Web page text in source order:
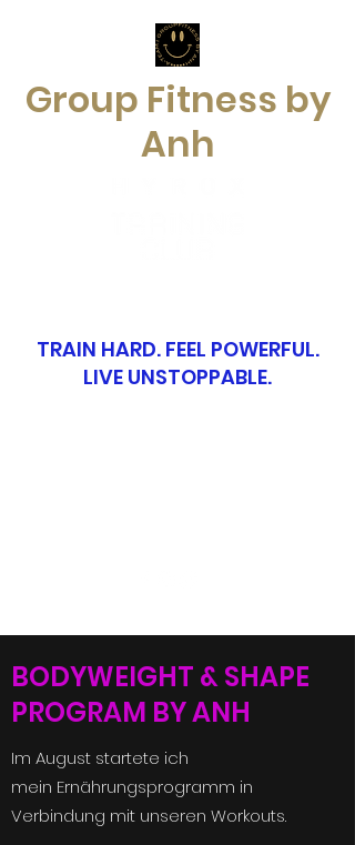
Group Fitness by
Anh
TRAIN HARD. FEEL POWERFUL.
LIVE UNSTOPPABLE.
BODYWEIGHT & SHAPE
PROGRAM BY ANH
Im August startete ich
mein Ernährungsprogramm in
Verbindung mit unseren Workouts.